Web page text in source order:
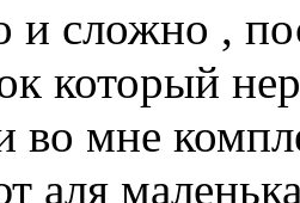
и сложно ,
который
во мне
аля